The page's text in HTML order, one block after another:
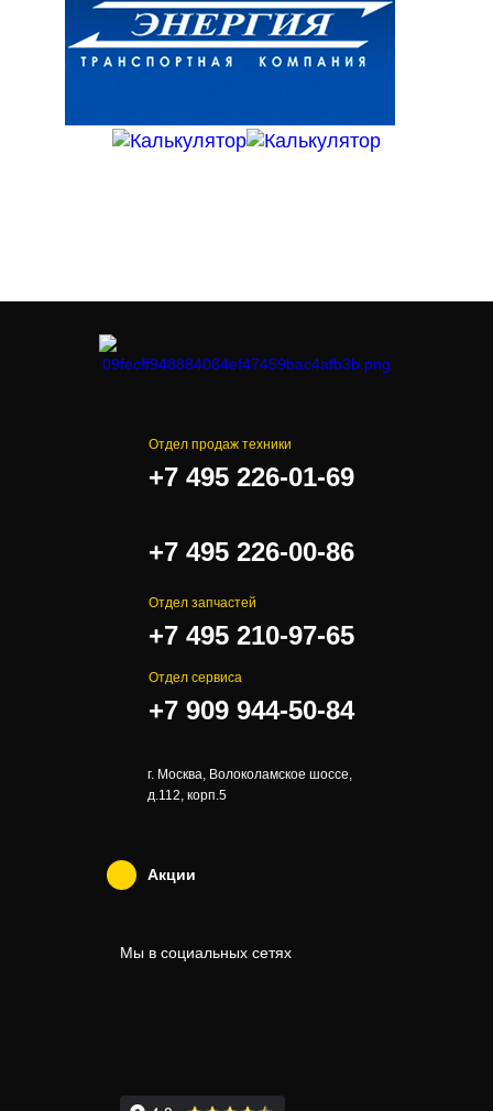
Отдел продаж техники
+7 495 226-01-69
+7 495 226-00-86
Отдел запчастей
+7 495 210-97-65
Отдел сервиса
+7 909 944-50-84
г. Москва, Волоколамское шоссе,
д.112, корп.5
Акции
Мы в социальных сетях